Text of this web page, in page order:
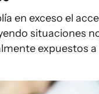
en exceso el
situaciones
expuestos a